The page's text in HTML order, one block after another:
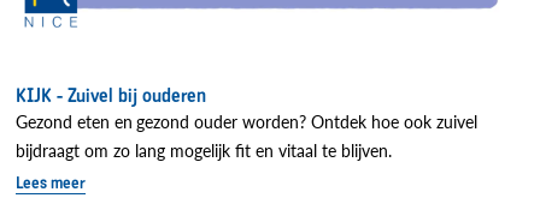
KIJK - Zuivel bij ouderen
Gezond eten en gezond ouder worden? Ontdek hoe ook zuivel
bijdraagt om zo lang mogelijk fit en vitaal te blijven.
Lees meer